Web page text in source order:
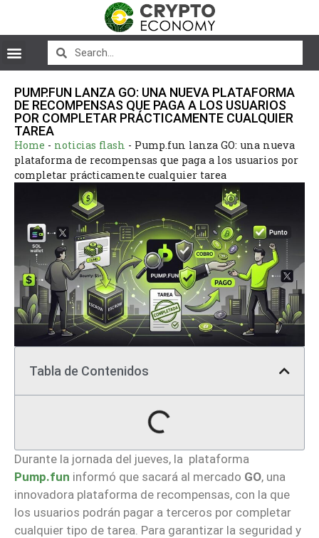
PUMP.FUN LANZA GO: UNA NUEVA PLATAFORMA
DE RECOMPENSAS QUE PAGA A LOS USUARIOS
POR COMPLETAR PRÁCTICAMENTE CUALQUIER
TAREA
Home - noticias flash - Pump.fun lanza GO: una nueva
plataforma de recompensas que paga a los usuarios por
completar prácticamente cualquier tarea
Tabla de Contenidos
Durante la jornada del jueves, la plataforma
Pump.fun informó que sacará al mercado GO, una
innovadora plataforma de recompensas, con la que
los usuarios podrán pagar a terceros por completar
cualquier tipo de tarea. Para garantizar la seguridad y